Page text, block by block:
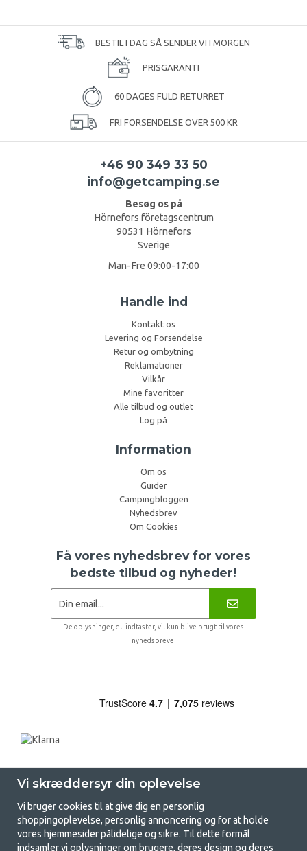
BESTIL I DAG SÅ SENDER VI I MORGEN
PRISGARANTI
60 DAGES FULD RETURRET
FRI FORSENDELSE OVER 500 KR
+46 90 349 33 50
info@getcamping.se
Besøg os på
Hörnefors företagscentrum
90531 Hörnefors
Sverige
Man-Fre 09:00-17:00
Handle ind
Kontakt os
Levering og Forsendelse
Retur og ombytning
Reklamationer
Vilkår
Mine favoritter
Alle tilbud og outlet
Log på
Information
Om os
Guider
Campingbloggen
Nyhedsbrev
Om Cookies
Få vores nyhedsbrev for vores
bedste tilbud og nyheder!
De oplysninger, du indtaster, vil kun blive brugt til vores
nyhedsbreve.
Vi skræddersyr din oplevelse
Vi bruger cookies til at give dig en personlig
shoppingoplevelse, personlig annoncering og for at holde
vores hjemmesider pålidelige og sikre. Til dette formål
indsamler vi oplysninger om brugere, deres design og deres